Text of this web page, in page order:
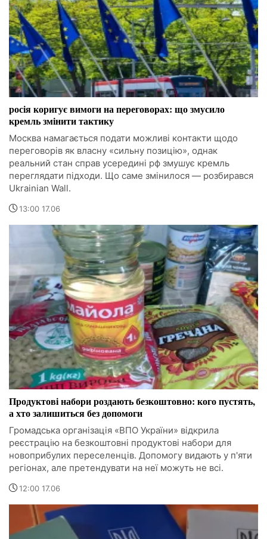
росія коригує вимоги на переговорах: що змусило
кремль змінити тактику
Москва намагається подати можливі контакти щодо
переговорів як власну «сильну позицію», однак
реальний стан справ усередині рф змушує кремль
переглядати підходи. Що саме змінилося — розбирався
Ukrainian Wall.
13:00 17.06
Продуктові набори роздають безкоштовно: кого пустять,
а хто залишиться без допомоги
Громадська організація «ВПО України» відкрила
реєстрацію на безкоштовні продуктові набори для
новоприбулих переселенців. Допомогу видають у п'яти
регіонах, але претендувати на неї можуть не всі.
12:00 17.06